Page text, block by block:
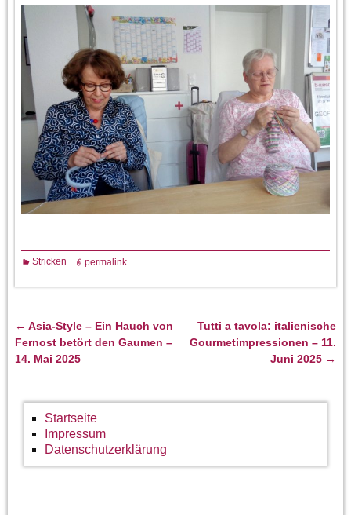
Stricken permalink
Artikelnavigation
← Asia-Style – Ein Hauch von
Fernost betört den Gaumen –
14. Mai 2025
Tutti a tavola: italienische
Gourmetimpressionen – 11.
Juni 2025 →
Startseite
Impressum
Datenschutzerklärung